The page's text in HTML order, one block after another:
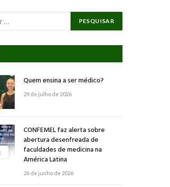
Quem ensina a ser médico?
29 de julho de 2026
CONFEMEL faz alerta sobre
abertura desenfreada de
faculdades de medicina na
América Latina
26 de junho de 2026